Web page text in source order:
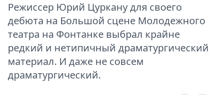
Режиссер Юрий Цуркану для своего
дебюта на Большой сцене Молодежного
театра на Фонтанке выбрал крайне
редкий и нетипичный драматургический
материал. И даже не совсем
драматургический.